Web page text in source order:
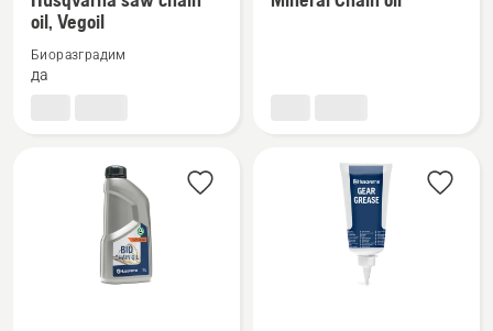
подробности
за
Husqvarna
oil, Vegoil
Биоразградим
да